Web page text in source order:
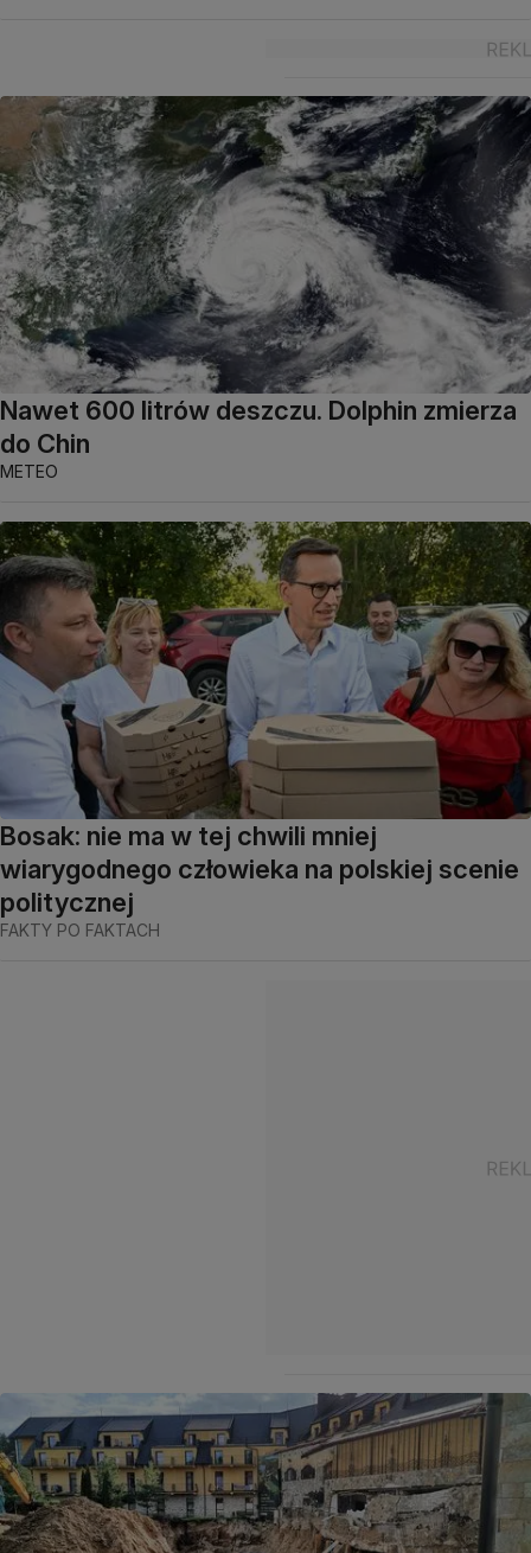
Nawet 600 litrów deszczu. Dolphin zmierza
do Chin
METEO
Bosak: nie ma w tej chwili mniej
wiarygodnego człowieka na polskiej scenie
politycznej
FAKTY PO FAKTACH